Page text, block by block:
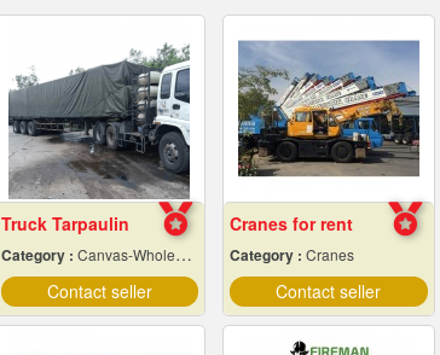
Truck Tarpaulin
Category : Canvas-Wholesale & Manufacturers
Contact seller
Cranes for rent
Category : Cranes
Contact seller